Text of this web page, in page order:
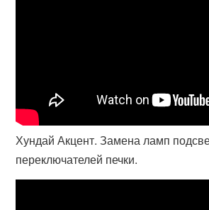
Хундай Акцент. Замена ламп
переключателей печки.